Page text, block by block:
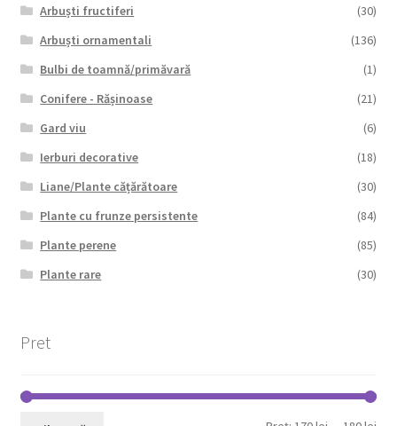
Arbuști fructiferi
(30)
Arbuști ornamentali
(136)
Bulbi de toamnă/primăvară
(1)
Conifere - Rășinoase
(21)
Gard viu
(6)
Ierburi decorative
(18)
Liane/Plante cățărătoare
(30)
Plante cu frunze persistente
(84)
Plante perene
(85)
Plante rare
(30)
Pret